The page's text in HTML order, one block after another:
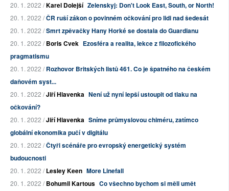
20. 1. 2022 /Karel Dolejší Zelenskyj: Don't Look East, South, or North!
20. 1. 2022 /ČR ruší zákon o povinném očkování pro lidi nad šedesát
20. 1. 2022 /Smrt zpěvačky Hany Horké se dostala do Guardianu
20. 1. 2022 /Boris Cvek Ezosféra a realita, lekce z filozofického
pragmatismu
20. 1. 2022 /Rozhovor Britských listů 461. Co je špatného na českém
daňovém syst...
20. 1. 2022 /Jiří Hlavenka Není už nyní lepší ustoupit od tlaku na
očkování?
20. 1. 2022 /Jiří Hlavenka Sníme průmyslovou chiméru, zatímco
globální ekonomika pučí v digitálu
20. 1. 2022 /Čtyři scénáře pro evropský energetický systém
budoucnosti
20. 1. 2022 /Lesley Keen More Linefall
20. 1. 2022 /Bohumil Kartous Co všechno bychom si měli umět